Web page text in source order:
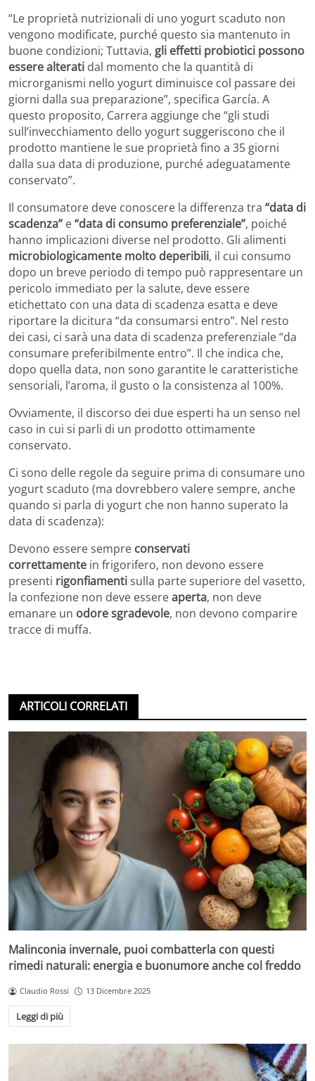
“Le proprietà nutrizionali di uno yogurt scaduto non
vengono modificate, purché questo sia mantenuto in
buone condizioni; Tuttavia, gli effetti probiotici possono
essere alterati dal momento che la quantità di
microrganismi nello yogurt diminuisce col passare dei
giorni dalla sua preparazione”, specifica García. A
questo proposito, Carrera aggiunge che “gli studi
sull’invecchiamento dello yogurt suggeriscono che il
prodotto mantiene le sue proprietà fino a 35 giorni
dalla sua data di produzione, purché adeguatamente
conservato”.
Il consumatore deve conoscere la differenza tra “data di
scadenza” e“data di consumo preferenziale”, poiché
hanno implicazioni diverse nel prodotto. Gli alimenti
microbiologicamente molto deperibili, il cui consumo
dopo un breve periodo di tempo può rappresentare un
pericolo immediato per la salute, deve essere
etichettato con una data di scadenza esatta e deve
riportare la dicitura “da consumarsi entro”. Nel resto
dei casi, ci sarà una data di scadenza preferenziale “da
consumare preferibilmente entro”. Il che indica che,
dopo quella data, non sono garantite le caratteristiche
sensoriali, l’aroma, il gusto o la consistenza al 100%.
Ovviamente, il discorso dei due esperti ha un senso nel
caso in cui si parli di un prodotto ottimamente
conservato.
Ci sono delle regole da seguire prima di consumare uno
yogurt scaduto (ma dovrebbero valere sempre, anche
quando si parla di yogurt che non hanno superato la
data di scadenza):
Devono essere sempre conservati
correttamente in frigorifero, non devono essere
presenti rigonfiamentisulla parte superiore del vasetto,
la confezione non deve essereaperta, non deve
emanare un odore sgradevole, non devono comparire
tracce di muffa.
ARTICOLI CORRELATI
Malinconia invernale, puoi combatterla con questi
rimedi naturali: energia e buonumore anche col freddo
Claudio Rossi 13 Dicembre 2025
Leggi di più